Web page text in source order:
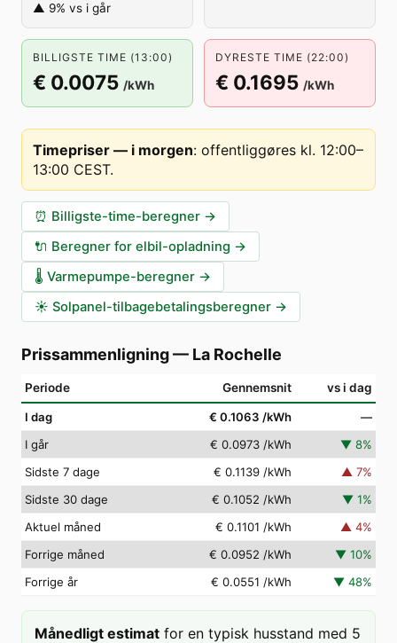
▲ 9% vs i går
BILLIGSTE TIME (13:00)
€ 0.0075 /kWh
DYRESTE TIME (22:00)
€ 0.1695 /kWh
Timepriser — i morgen: offentliggøres kl. 12:00–
13:00 CEST.
⏰ Billigste-time-beregner →
🔌 Beregner for elbil-opladning →
🌡️ Varmepumpe-beregner →
☀️ Solpanel-tilbagebetalingsberegner →
Prissammenligning— La Rochelle
Periode Gennemsnit vs i dag
I dag € 0.1063 /kWh
—
I går
€ 0.0973 /kWh ▼ 8%
Sidste 7 dage
€ 0.1139 /kWh ▲ 7%
Sidste 30 dage
€ 0.1052 /kWh ▼ 1%
Aktuel måned
€ 0.1101 /kWh ▲ 4%
Forrige måned
€ 0.0952 /kWh ▼ 10%
Forrige år
€ 0.0551 /kWh ▼ 48%
Månedligt estimat for en typisk husstand med 5